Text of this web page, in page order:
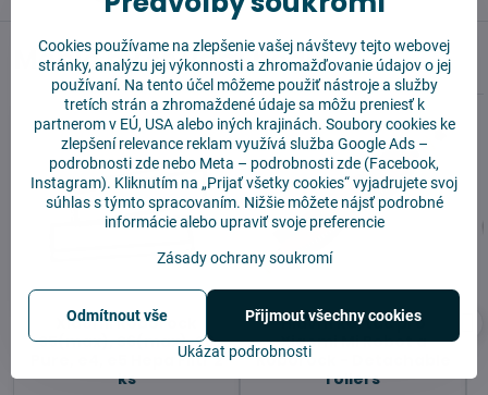
Mohlo by se vám hodit
Xiaomi Roborock
S5(max), S6(max), S6
Pure, e4, e5 Hepa Filtr 2
ks
Hlavní kartáč pro
Xiaomi Mi Robot a
Roborock - Detachable
rollers
Cookies používame na zlepšenie vašej návštevy tejto webovej
stránky, analýzu jej výkonnosti a zhromažďovanie údajov o jej
používaní. Na tento účel môžeme použiť nástroje a služby
tretích strán a zhromaždené údaje sa môžu preniesť k
partnerom v EÚ, USA alebo iných krajinách. Soubory cookies ke
zlepšení relevance reklam využívá služba Google Ads –
podrobnosti zde nebo Meta – podrobnosti zde (Facebook,
Instagram). Kliknutím na „Prijať všetky cookies“ vyjadrujete svoj
súhlas s týmto spracovaním. Nižšie môžete nájsť podrobné
informácie alebo upraviť svoje preferencie
Zásady ochrany soukromí
Ukázat podrobnosti
Přijmout všechny cookies
Odmítnout vše